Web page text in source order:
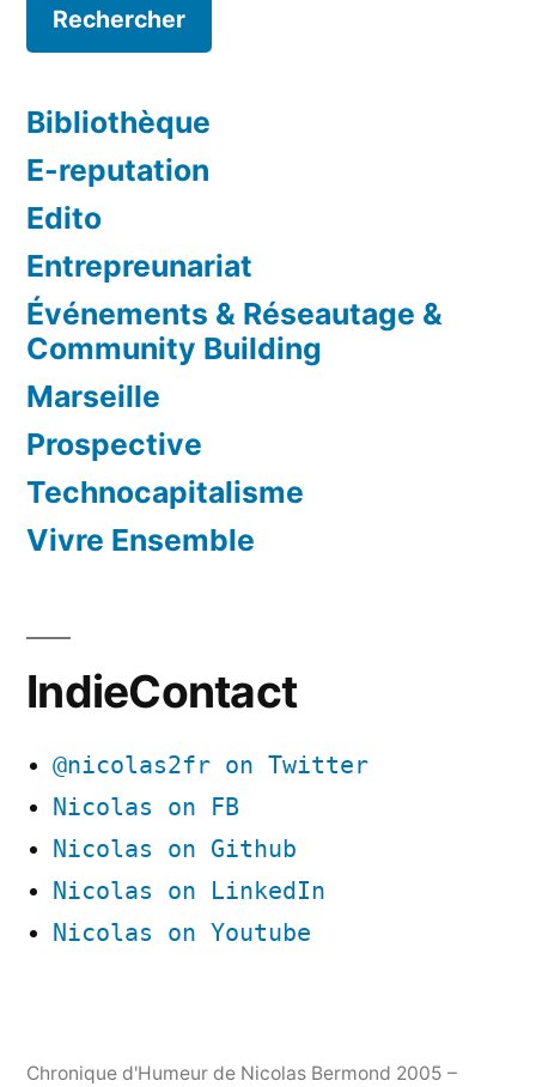
Bibliothèque
E-reputation
Edito
Entrepreunariat
Événements & Réseautage &
Community Building
Marseille
Prospective
Technocapitalisme
Vivre Ensemble
IndieContact
@nicolas2fr on Twitter
Nicolas on FB
Nicolas on Github
Nicolas on LinkedIn
Nicolas on Youtube
Chronique d'Humeur de Nicolas Bermond 2005 –